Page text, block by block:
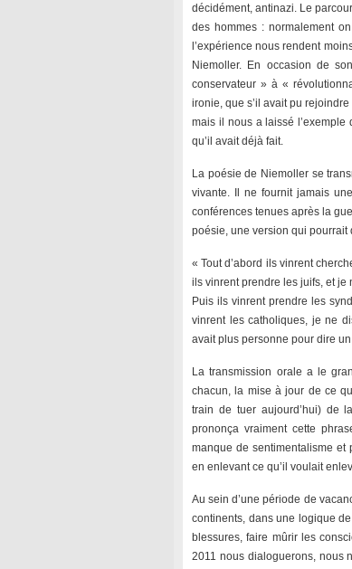
décidément, antinazi. Le
des hommes : normalement
l’expérience nous rendent
Niemoller. En occasion de
conservateur » à «
ironie, que s’il avait pu
mais il nous a laissé l’exemple
qu’il avait déjà fait.
La poésie de Niemoller se
vivante. Il ne fournit jamais
conférences tenues après la
poésie, une version qui
« Tout d’abord ils vinrent
ils vinrent prendre les juifs, et je
Puis ils vinrent prendre les
vinrent les catholiques, je ne
avait plus personne pour dire
La transmission orale a le
chacun, la mise à jour de ce
train de tuer aujourd’hui) de
prononça vraiment cette
manque de sentimentalisme et
en enlevant ce qu’il voulait
Au sein d’une période de
continents, dans une logique
blessures, faire mûrir les
2011 nous dialoguerons, nous